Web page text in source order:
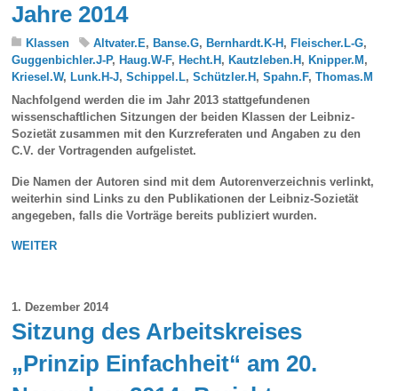
Jahre 2014
Klassen Altvater.E, Banse.G, Bernhardt.K-H , Fleischer.L-G,
Guggenbichler.J-P, Haug.W-F, Hecht.H , Kautzleben.H , Knipper.M ,
Kriesel.W, Lunk.H-J,Schippel.L,Schützler.H ,Spahn.F,Thomas.M
Nachfolgend werden die im Jahr 2013 stattgefundenen
wissenschaftlichen Sitzungen der beiden Klassen der Leibniz-
Sozietät zusammen mit den Kurzreferaten und Angaben zu den
C.V. der Vortragenden aufgelistet.
Die Namen der Autoren sind mit dem Autorenverzeichnis verlinkt,
weiterhin sind Links zu den Publikationen der Leibniz-Sozietät
angegeben, falls die Vorträge bereits publiziert wurden.
WEITER
1. Dezember 2014
Sitzung des Arbeitskreises
„Prinzip Einfachheit“ am 20.